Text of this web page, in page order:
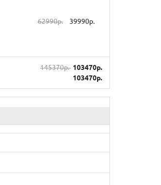
62990р. 39990р.
145370р. 103470р.
103470р.